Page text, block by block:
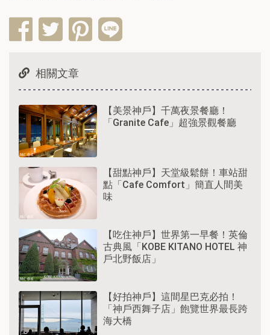
相關文章
【美景神戶】千萬夜景餐廳！
「Granite Cafe」超強景觀餐廳
【甜點神戶】天堂級鬆餅！車站甜
點「Cafe Comfort」簡直人間美
味
【吃住神戶】世界第一早餐！英倫
古典風「KOBE KITANO HOTEL 神
戶北野飯店」
【好拍神戶】這間星巴克必拍！
「神戶西舞子店」飽覽世界最長跨
海大橋